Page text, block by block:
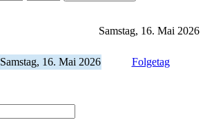
Samstag, 16. Mai 2026
Samstag, 16. Mai 2026 Folgetag